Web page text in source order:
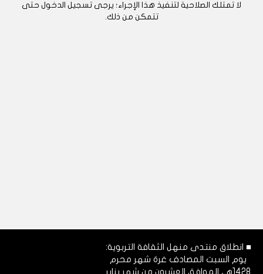
لا تمتلك الصلاحية لتنفيذ هذا الإجراء؛ يرجى تسجيل الدخول حتى
تتمكن من ذلك.
■ انطلاق منتدى منهل الثقافة التربوية:
يوم السبت المصادف غرة شهر محرم
1428هـ، الموافق العشرون من شهر يناير